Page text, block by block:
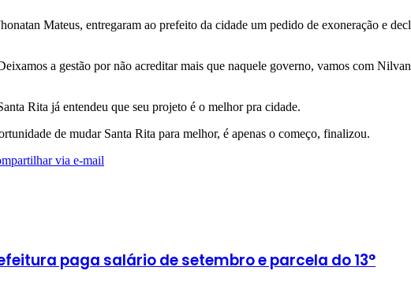
Mateus, entregaram ao prefeito da cidade um pedido de exoneração e
a gestão por não acreditar mais que naquele governo, vamos com
Rita já entendeu que seu projeto é o melhor pra cidade.
de mudar Santa Rita para melhor, é apenas o começo, finalizou.
via e-mail
paga salário de setembro e parcela do 13°